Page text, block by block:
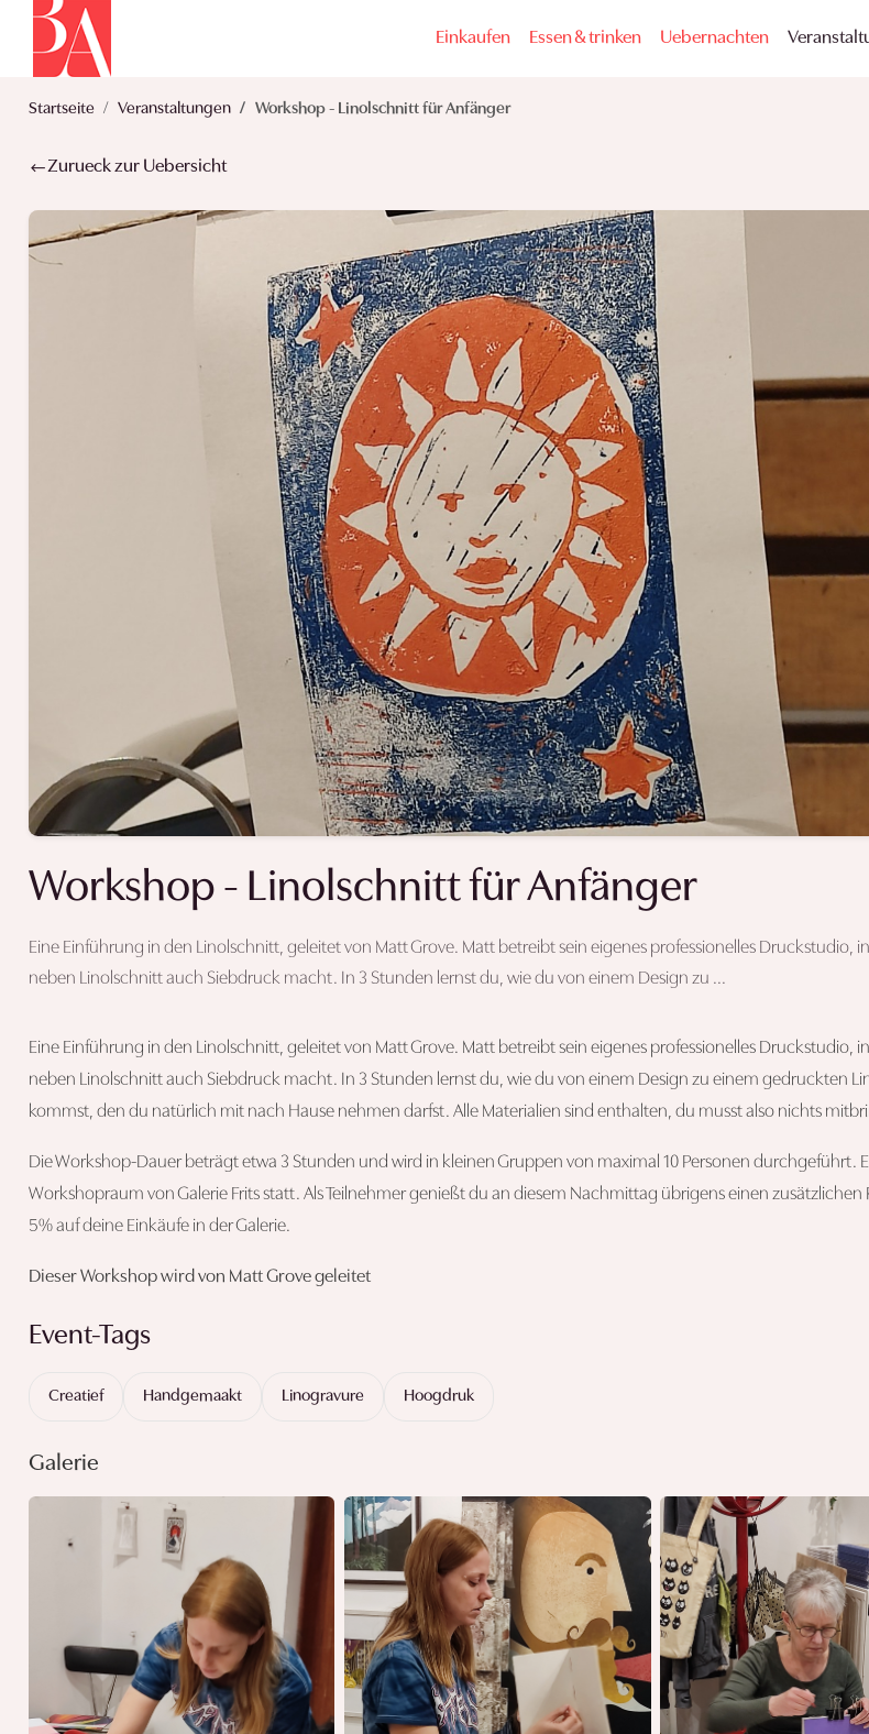
Einkaufen Essen & trinken Uebernachten
Startseite Veranstaltungen Workshop - Linolschnitt für Anfänger
Zurueck zur Uebersicht
Workshop - Linolschnitt für Anfänger
Eine Einführung in den Linolschnitt, geleitet von Matt Grove. Matt betreibt sein eigenes professionelles Druckstudio,
neben Linolschnitt auch Siebdruck macht. In 3 Stunden lernst du, wie du von einem Design zu ...
Eine Einführung in den Linolschnitt, geleitet von Matt Grove. Matt betreibt sein eigenes professionelles Druckstudio,
neben Linolschnitt auch Siebdruck macht. In 3 Stunden lernst du, wie du von einem Design zu einem gedruckten
kommst, den du natürlich mit nach Hause nehmen darfst. Alle Materialien sind enthalten, du musst also nichts
Die Workshop-Dauer beträgt etwa 3 Stunden und wird in kleinen Gruppen von maximal 10 Personen durchgeführt.
Workshopraum von Galerie Frits statt. Als Teilnehmer genießt du an diesem Nachmittag übrigens einen zusätzlichen
5% auf deine Einkäufe in der Galerie.
Dieser Workshop wird von Matt Grove geleitet
Event-Tags
Creatief Handgemaakt Linogravure Hoogdruk
Galerie